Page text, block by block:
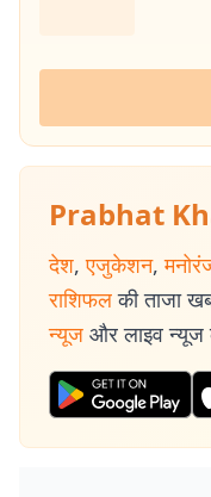
Prabhat
देश, एजुकेशन,
राशिफल की ताजा
न्यूज और लाइव न्यूज